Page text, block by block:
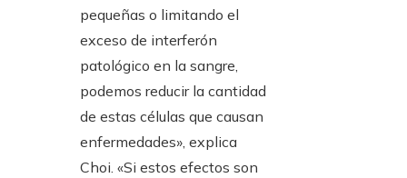
pequeñas o limitando el
exceso de interferón
patológico en la sangre,
podemos reducir la cantidad
de estas células que causan
enfermedades», explica
Choi. «Si estos efectos son